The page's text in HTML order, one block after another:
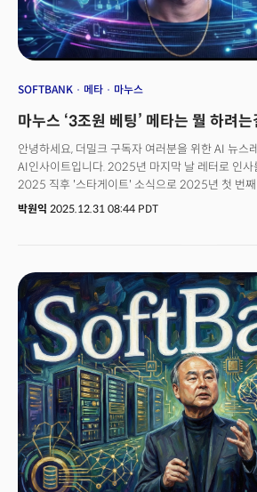
SOFTBANK 메타 마누스
마누스 ‘3조원 베팅’ 메타는 뭘 하려는
안녕하세요, 더밀크 구독자 여러분을 위한 AI 뉴스
AI인사이트입니다. 2025년 마지막 날 레터로 인사
2025 직후 '스타게이트' 소식으로 2025년 첫 번째
(뷰스레터 660호)를 보내드렸던 게 엊그제 같은데,
2025, 구글 I/O 2025 현장 소식, 메타의 스케일AI
구글 제미나이 3 발표, 오픈AI의 GPT-5.2 론칭과
돌릴 틈 없이 이슈가 몰아쳤던 한 해였습니다. 매
레터가 총 46통이네요. 더밀크 AI인사이트 레터만
놓치지 않을 수 있게 해드리려는 목표로 달려왔는
모르겠습니다. ☺️더밀크는 2026년 병오년(丙午年
쉬지 않고 빠르게 달릴 계획입니다. AI 기술·산업
앞으로 더 빨라질 테니까요. 혁신과 변화를 놓치지
잡으셔야 합니다! (구독과 추천, 회원 가입은 사랑입
박원익 2025.12.31 08:44 PDT